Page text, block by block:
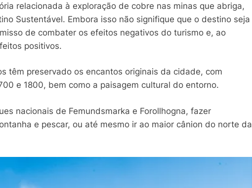
relacionada à exploração de cobre nas minas que abriga,
Sustentável. Embora isso não signifique que o destino seja
de combater os efeitos negativos do turismo e, ao
positivos.
têm preservado os encantos originais da cidade, com
e 1800, bem como a paisagem cultural do entorno.
nacionais de Femundsmarka e Forollhogna, fazer
e pescar, ou até mesmo ir ao maior cânion do norte da